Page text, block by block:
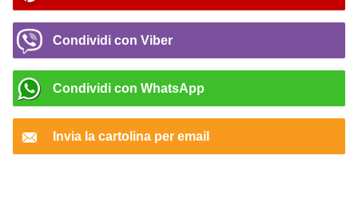
Condividi con Viber
Condividi con WhatsApp
Invia la cartolina per email